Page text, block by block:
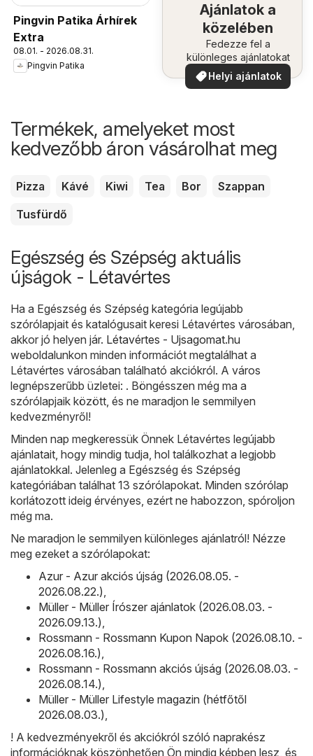
Pingvin Patika Árhírek
Extra
08.01. - 2026.08.31.
Pingvin Patika
Ajánlatok a
közelében
Fedezze fel a
különleges ajánlatokat
Helyi ajánlatok
Termékek, amelyeket most
kedvezőbb áron vásárolhat meg
Pizza Kávé Kiwi Tea Bor
Szappan
Tusfürdő
Egészség és Szépség aktuális
újságok - Létavértes
Ha a Egészség és Szépség kategória legújabb
szórólapjait és katalógusait keresi Létavértes városában,
akkor jó helyen jár. Létavértes - Ujsagomat.hu
weboldalunkon minden információt megtalálhat a
Létavértes városában található akciókról. A város
legnépszerűbb üzletei: . Böngésszen még ma a
szórólapjaik között, és ne maradjon le semmilyen
kedvezményről!
Minden nap megkeressük Önnek Létavértes legújabb
ajánlatait, hogy mindig tudja, hol találkozhat a legjobb
ajánlatokkal. Jelenleg a Egészség és Szépség
kategóriában találhat 13 szórólapokat. Minden szórólap
korlátozott ideig érvényes, ezért ne habozzon, spóroljon
még ma.
Ne maradjon le semmilyen különleges ajánlatról! Nézze
meg ezeket a szórólapokat:
Azur - Azur akciós újság (2026.08.05. -
2026.08.22.)
Müller - Müller Írószer ajánlatok (2026.08.03. -
2026.09.13.)
Rossmann - Rossmann Kupon Napok (2026.08.10. -
2026.08.16.)
Rossmann - Rossmann akciós újság (2026.08.03. -
2026.08.14.)
Müller - Müller Lifestyle magazin (hétfőtől
2026.08.03.)
! A kedvezményekről és akciókról szóló naprakész
információknak köszönhetően Ön mindig képben lesz, és